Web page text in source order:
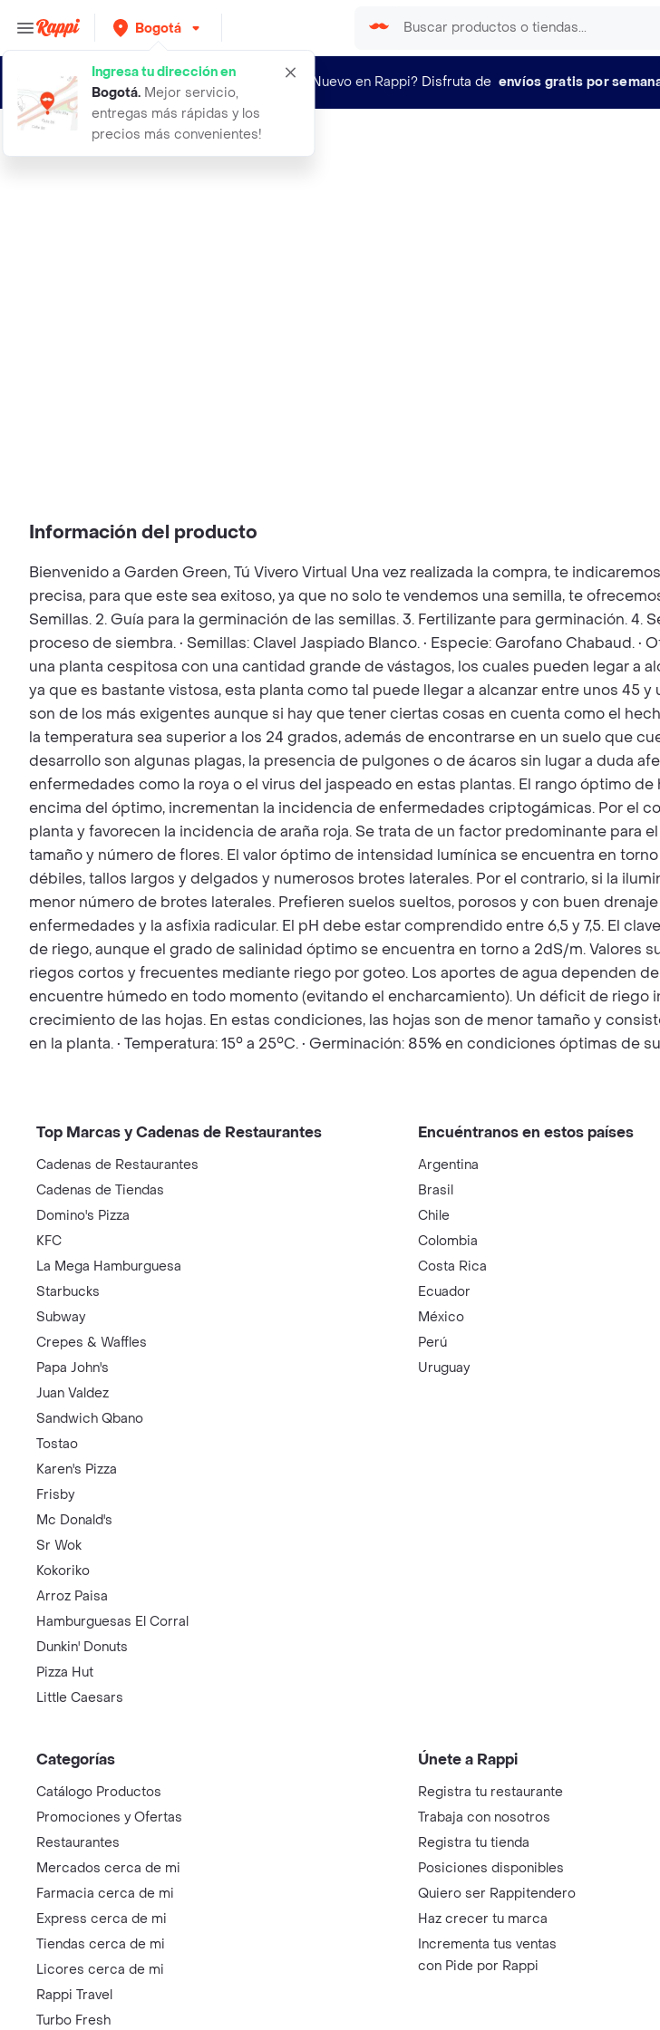
Bogotá
Ingresa tu dirección en
Bogotá. Mejor servicio,
entregas más rápidas y los
precios más convenientes!
¿Nuevo en Rappi? Disfruta de envíos gratis por
800 semillas organicas de flor clav
Información del producto
Bienvenido a Garden Green, Tú Vivero Virtual Una vez realizada la compra, te
precisa, para que este sea exitoso, ya que no solo te vendemos una semilla, te
Semillas. 2. Guía para la germinación de las semillas. 3. Fertilizante para germinación.
proceso de siembra. • Semillas: Clavel Jaspiado Blanco. • Especie: Garofano Chabaud.
una planta cespitosa con una cantidad grande de vástagos, los cuales pueden legar a
ya que es bastante vistosa, esta planta como tal puede llegar a alcanzar entre unos 45
son de los más exigentes aunque si hay que tener ciertas cosas en cuenta como el
la temperatura sea superior a los 24 grados, además de encontrarse en un suelo que
desarrollo son algunas plagas, la presencia de pulgones o de ácaros sin lugar a duda
enfermedades como la roya o el virus del jaspeado en estas plantas. El rango óptimo
encima del óptimo, incrementan la incidencia de enfermedades criptogámicas. Por el
planta y favorecen la incidencia de araña roja. Se trata de un factor predominante para
tamaño y número de flores. El valor óptimo de intensidad lumínica se encuentra en
débiles, tallos largos y delgados y numerosos brotes laterales. Por el contrario, si la
menor número de brotes laterales. Prefieren suelos sueltos, porosos y con buen
enfermedades y la asfixia radicular. El pH debe estar comprendido entre 6,5 y 7,5. El
de riego, aunque el grado de salinidad óptimo se encuentra en torno a 2dS/m. Valores
riegos cortos y frecuentes mediante riego por goteo. Los aportes de agua dependen
encuentre húmedo en todo momento (evitando el encharcamiento). Un déficit de riego
crecimiento de las hojas. En estas condiciones, las hojas son de menor tamaño y
en la planta. • Temperatura: 15° a 25°C. • Germinación: 85% en condiciones óptimas de
Top Marcas y Cadenas de Restaurantes
Cadenas de Restaurantes
Cadenas de Tiendas
Domino's Pizza
KFC
La Mega Hamburguesa
Starbucks
Subway
Crepes & Waffles
Papa John's
Juan Valdez
Sandwich Qbano
Tostao
Karen's Pizza
Frisby
Mc Donald's
Sr Wok
Kokoriko
Arroz Paisa
Hamburguesas El Corral
Dunkin' Donuts
Pizza Hut
Little Caesars
Encuéntranos en estos países
Argentina
Brasil
Chile
Colombia
Costa Rica
Ecuador
México
Perú
Uruguay
Categorías
Catálogo Productos
Promociones y Ofertas
Restaurantes
Mercados cerca de mi
Farmacia cerca de mi
Express cerca de mi
Tiendas cerca de mi
Licores cerca de mi
Rappi Travel
Turbo Fresh
Únete a Rappi
Registra tu restaurante
Trabaja con nosotros
Registra tu tienda
Posiciones disponibles
Quiero ser Rappitendero
Haz crecer tu marca
Incrementa tus ventas
con Pide por Rappi